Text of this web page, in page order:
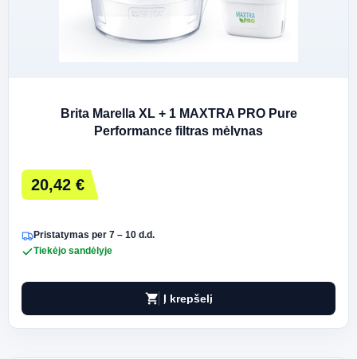
Brita Marella XL + 1 MAXTRA PRO Pure
Performance filtras mėlynas
20,42 €
Pristatymas per 7 – 10 d.d.
Tiekėjo sandėlyje
shopping_cart Į krepšelį